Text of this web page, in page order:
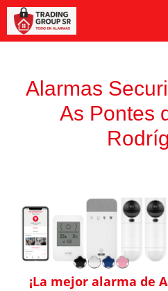
Saltar
contenido
Alarmas
As Pontes
¡La mejor alarma de